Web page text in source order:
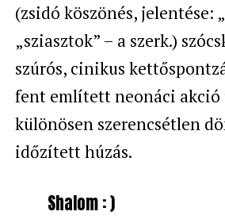
(zsidó köszönés, jelentése:
„sziasztok” – a szerk.)
szúrós, cinikus
fent említett neonáci akció
különösen szerencsétlen
időzített húzás.
Shalom : )